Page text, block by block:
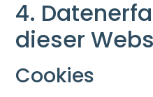
4.
dieser
Cookies